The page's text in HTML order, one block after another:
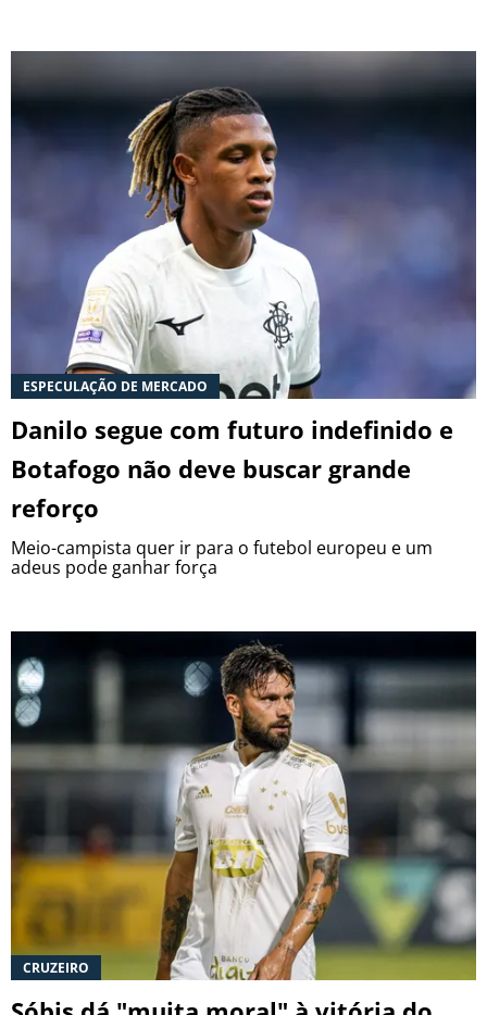
ESPECULAÇÃO DE MERCADO
Danilo segue com futuro indefinido e
Botafogo não deve buscar grande
reforço
Meio-campista quer ir para o futebol europeu e um
adeus pode ganhar força
CRUZEIRO